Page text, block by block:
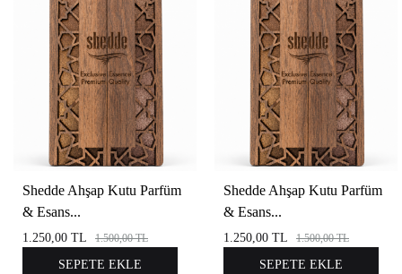
Shedde Ahşap Kutu Parfüm
& Esans...
1.250,00 TL 1.500,00TL
SEPETE EKLE
Shedde Ahşap Kutu Parfüm
& Esans...
1.250,00 TL 1.500,00TL
SEPETE EKLE